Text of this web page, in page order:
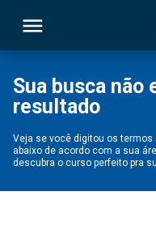
Sua busca não
resultado
Veja se você digitou os
abaixo de acordo com a sua
descubra o curso perfeito pra